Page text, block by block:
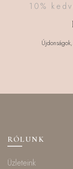
10%
RÓLUNK
Üzleteink